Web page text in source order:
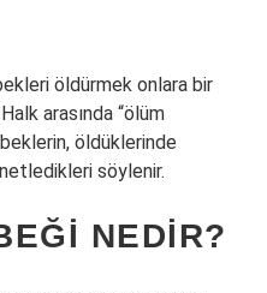
öldürmek onlara bir
arasında “ölüm
öldüklerinde
söylenir.
NEDIR?